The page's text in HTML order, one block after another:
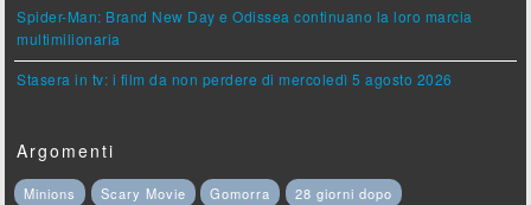
Spider-Man: Brand New Day e Odissea continuano la loro marcia
multimilionaria
Stasera in tv: i film da non perdere di mercoledì 5 agosto 2026
Argomenti
Minions Scary Movie Gomorra
28 giorni dopo